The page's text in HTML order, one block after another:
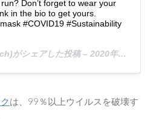
Don’t forget to wear your
in the bio to get yours.
#COVID19 #Sustainability
がシェアした投稿 – 2020年10月月18日午前5時32分PDT
は、99％以上ウイルスを破壊す